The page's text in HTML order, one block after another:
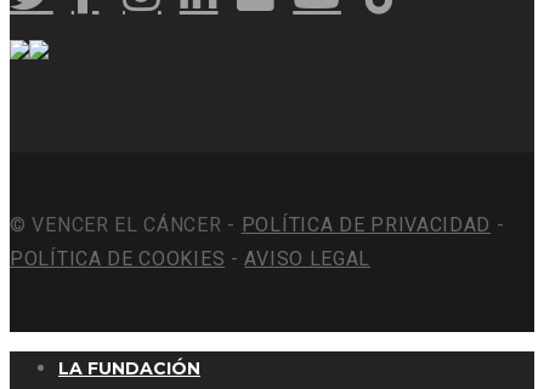
© VENCER EL CÁNCER - POLÍTICA DE PRIVACIDAD -
POLÍTICA DE COOKIES -AVISO LEGAL
LA FUNDACIÓN